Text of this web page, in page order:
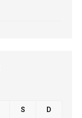
S D